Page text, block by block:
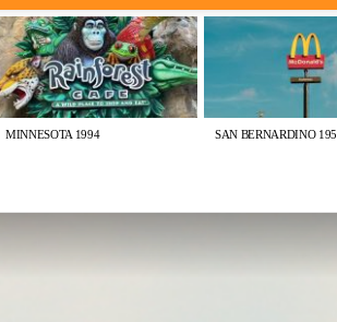
MINNESOTA 1994 SAN BERNARDINO